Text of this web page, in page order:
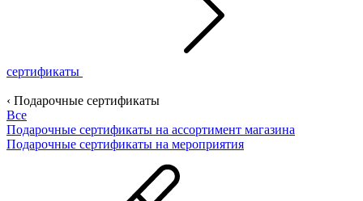
сертификаты
‹ Подарочные сертификаты
Все
Подарочные сертификаты на ассортимент магазина
Подарочные сертификаты на мероприятия